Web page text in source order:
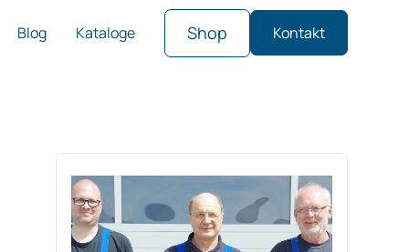
Blog Kataloge Shop Kontakt